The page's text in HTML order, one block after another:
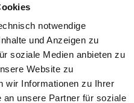
notwendige
und Anzeigen zu
soziale Medien anbieten zu
Website zu
wir Informationen zu Ihrer
an unsere Partner für soziale
15,90 €